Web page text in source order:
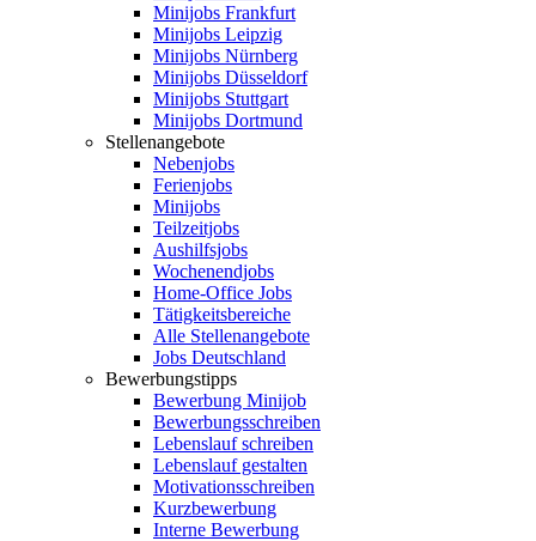
Minijobs Frankfurt
Minijobs Leipzig
Minijobs Nürnberg
Minijobs Düsseldorf
Minijobs Stuttgart
Minijobs Dortmund
Stellenangebote
Nebenjobs
Ferienjobs
Minijobs
Teilzeitjobs
Aushilfsjobs
Wochenendjobs
Home-Office Jobs
Tätigkeitsbereiche
Alle Stellenangebote
Jobs Deutschland
Bewerbungstipps
Bewerbung Minijob
Bewerbungsschreiben
Lebenslauf schreiben
Lebenslauf gestalten
Motivationsschreiben
Kurzbewerbung
Interne Bewerbung